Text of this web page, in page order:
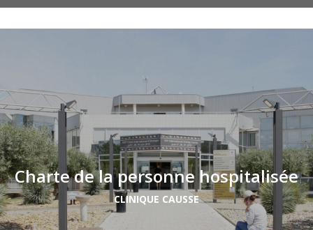
Charte de la personne hospitalisée
CLINIQUE CAUSSE